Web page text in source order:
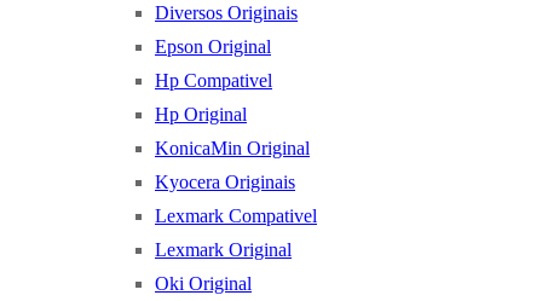
Diversos Originais
Epson Original
Hp Compativel
Hp Original
KonicaMin Original
Kyocera Originais
Lexmark Compativel
Lexmark Original
Oki Original